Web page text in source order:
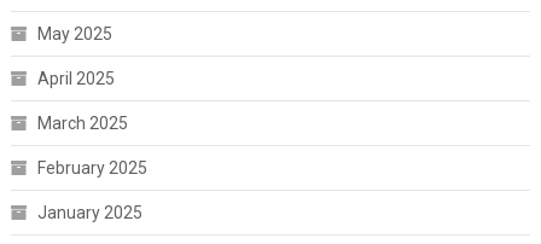
May 2025
April 2025
March 2025
February 2025
January 2025